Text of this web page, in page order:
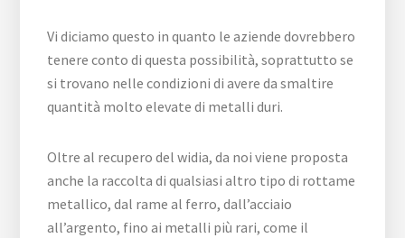
Vi diciamo questo in quanto le aziende dovrebbero
tenere conto di questa possibilità, soprattutto se
si trovano nelle condizioni di avere da smaltire
quantità molto elevate di metalli duri.
Oltre al recupero del widia, da noi viene proposta
anche la raccolta di qualsiasi altro tipo di rottame
metallico, dal rame al ferro, dall’acciaio
all’argento, fino ai metalli più rari, come il